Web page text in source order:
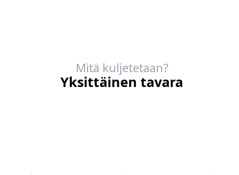
Mitä kuljetetaan?
Yksittäinen tavara